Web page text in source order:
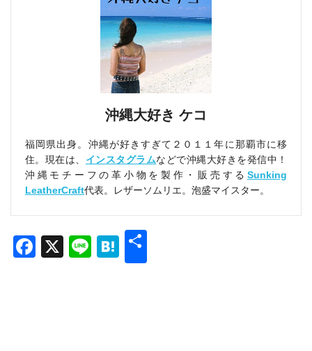
沖縄大好き ケコ
福岡県出身。沖縄が好きすぎて２０１１年に那覇市に移
住。現在は、 インスタグラムなどで沖縄大好きを発信中！
沖縄モチーフの革小物を製作・販売する Sunking
LeatherCraft代表。レザーソムリエ。泡盛マイスター。
Facebook
X LineHatena